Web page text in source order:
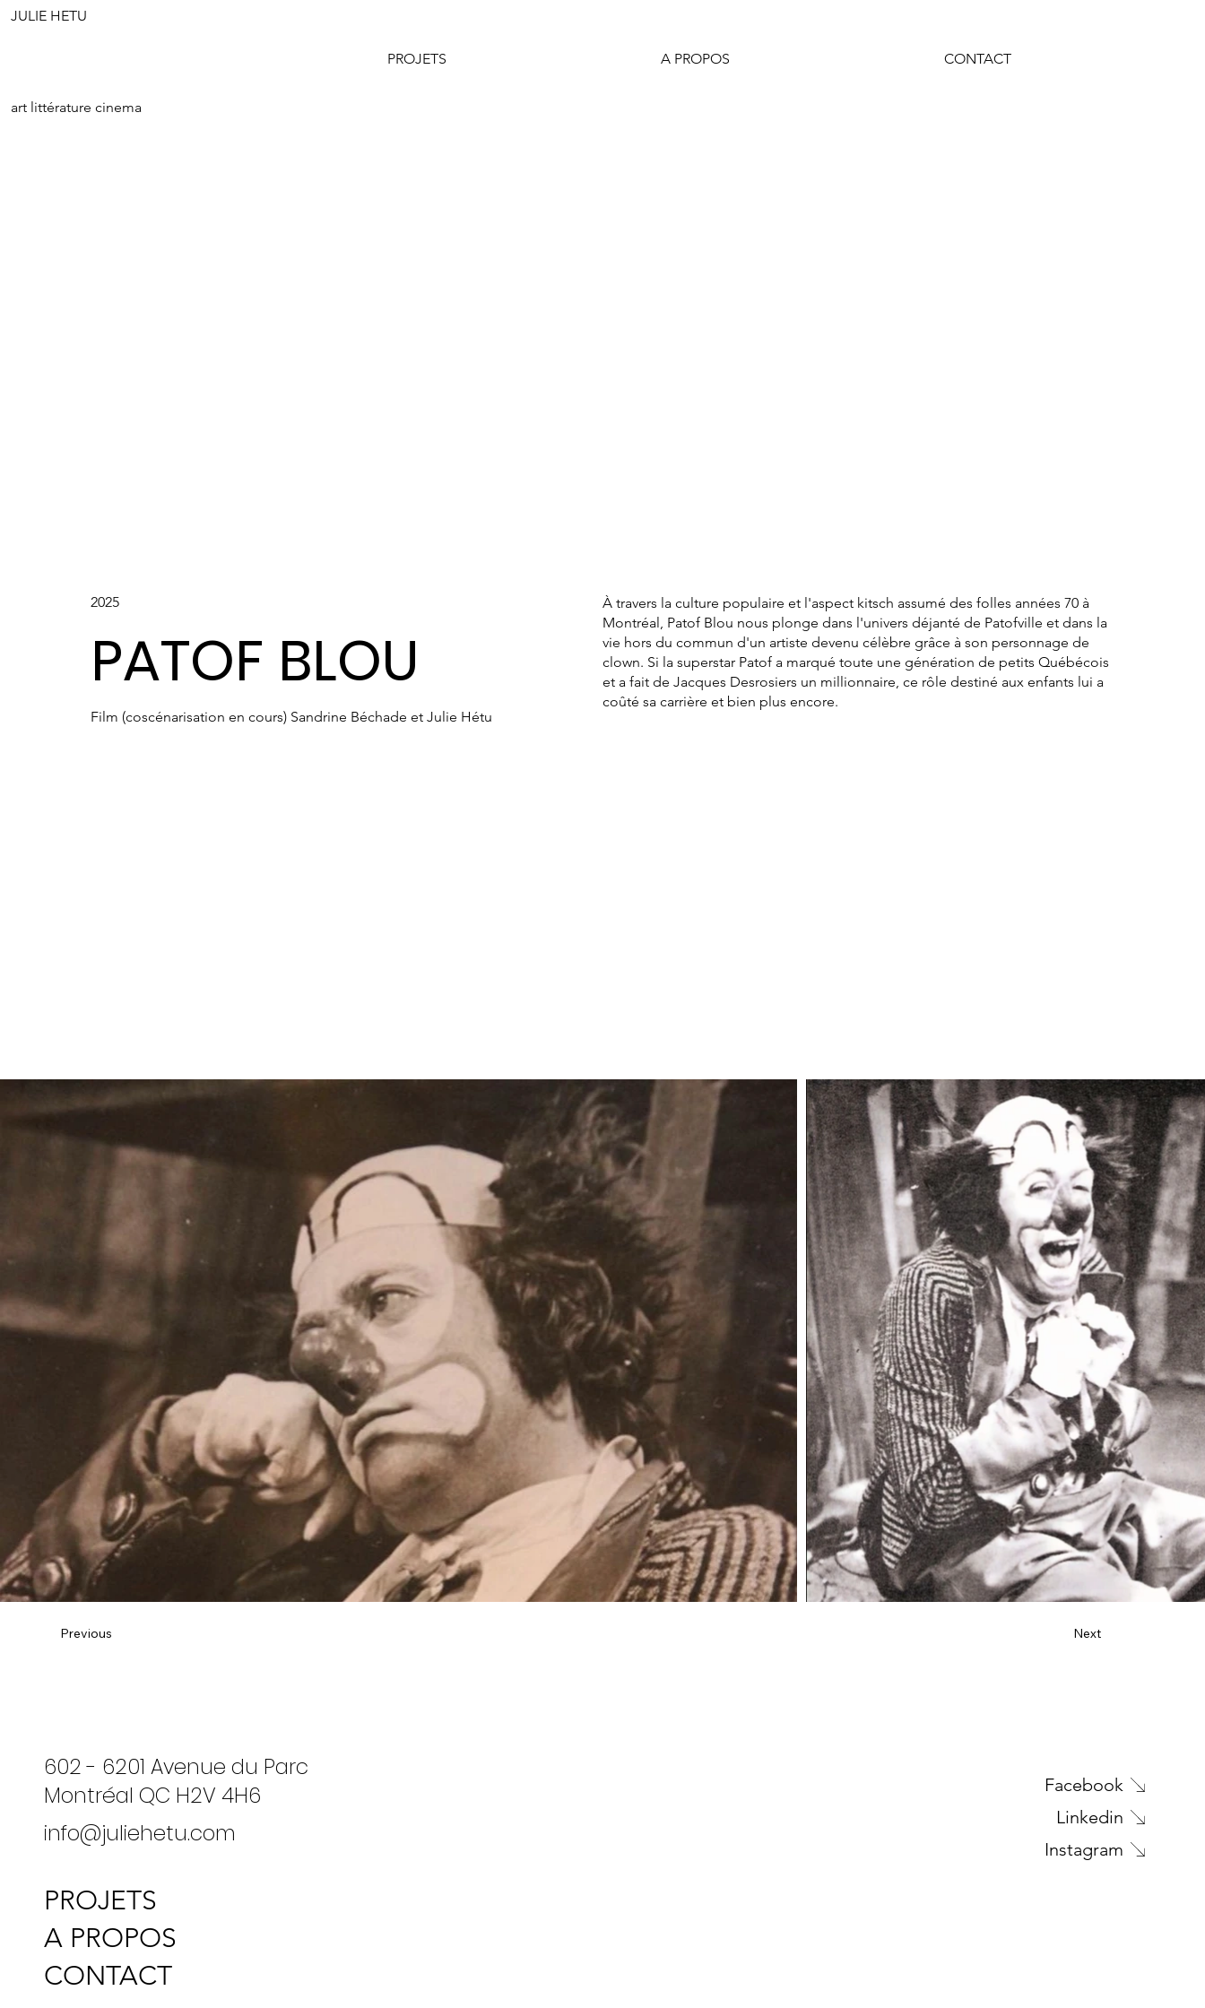
art littérature cinema
JULIE HETU
PROJETS A PROPOS CONTACT
Film (coscénarisation en cours) Sandrine Béchade et Julie Hétu
PATOF BLOU
2025
À travers la culture populaire et l'aspect kitsch assumé des folles années 70 à
Montréal, Patof Blou nous plonge dans l'univers déjanté de Patofville et dans la
vie hors du commun d'un artiste devenu célèbre grâce à son personnage de
clown. Si la superstar Patof a marqué toute une génération de petits Québécois
et a fait de Jacques Desrosiers un millionnaire, ce rôle destiné aux enfants lui a
coûté sa carrière et bien plus encore.
Previous Next
602 - 6201 Avenue du Parc
Montréal QC H2V 4H6
info@juliehetu.com
PROJETS
A PROPOS
CONTACT
Facebook
Linkedin
Instagram